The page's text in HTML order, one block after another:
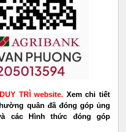
TRÌ website. Xem chi tiết
quân đã đóng góp ủng
các Hình thức đóng góp